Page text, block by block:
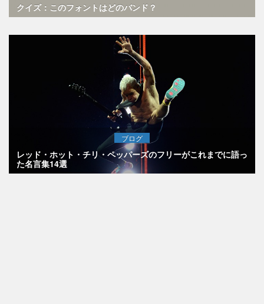
クイズ：このフォントはどのバンド？
ブログ
レッド・ホット・チリ・ペッパーズのフリーがこれまでに語っ
た名言集14選